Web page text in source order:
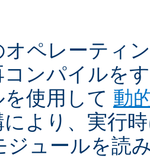
オペレーティ
ンパイルを
使用して 動
により、実行
ジュールを読